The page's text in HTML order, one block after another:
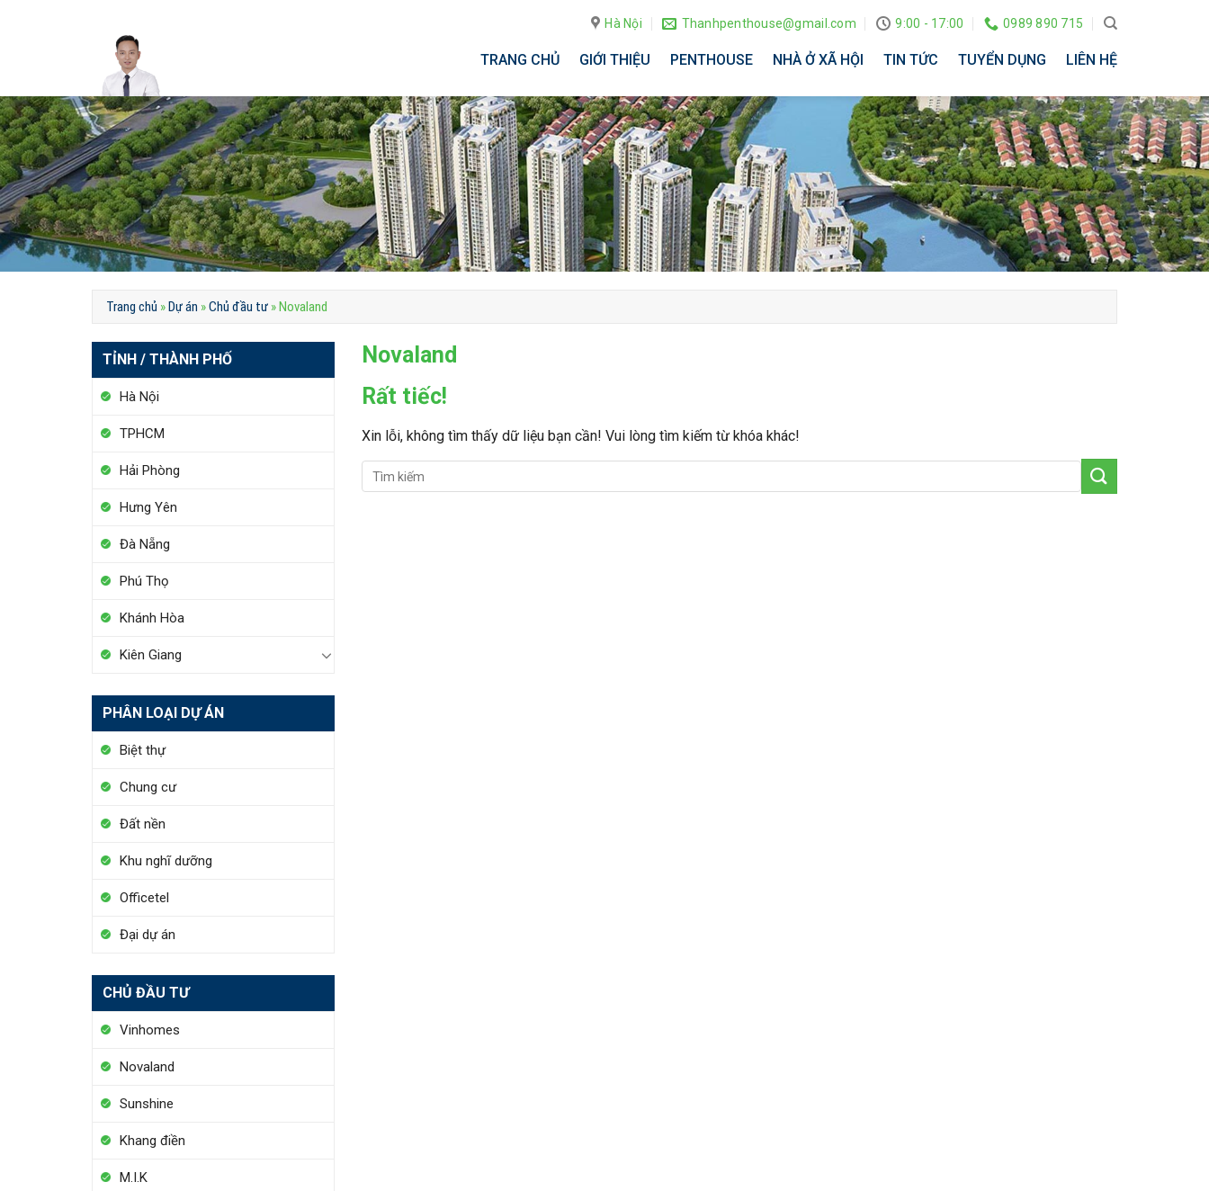
Hà Nội Thanhpenthouse@gmail.com 9:00 - 17:00 0989 890 715
TRANG CHỦ GIỚI THIỆU PENTHOUSE NHÀ Ở XÃ HỘI TIN TỨC TUYỂN DỤNG LIÊN HỆ
Trang chủ »Dự án »Chủ đầu tư »Novaland
TỈNH / THÀNH PHỐ
Hà Nội
TPHCM
Hải Phòng
Hưng Yên
Đà Nẵng
Phú Thọ
Khánh Hòa
Kiên Giang
PHÂN LOẠI DỰ ÁN
Biệt thự
Chung cư
Đất nền
Khu nghĩ dưỡng
Officetel
Đại dự án
CHỦ ĐẦU TƯ
Vinhomes
Novaland
Sunshine
Khang điền
M.I.K
Novaland
Rất tiếc!
Xin lỗi, không tìm thấy dữ liệu bạn cần! Vui lòng tìm kiếm từ khóa khác!